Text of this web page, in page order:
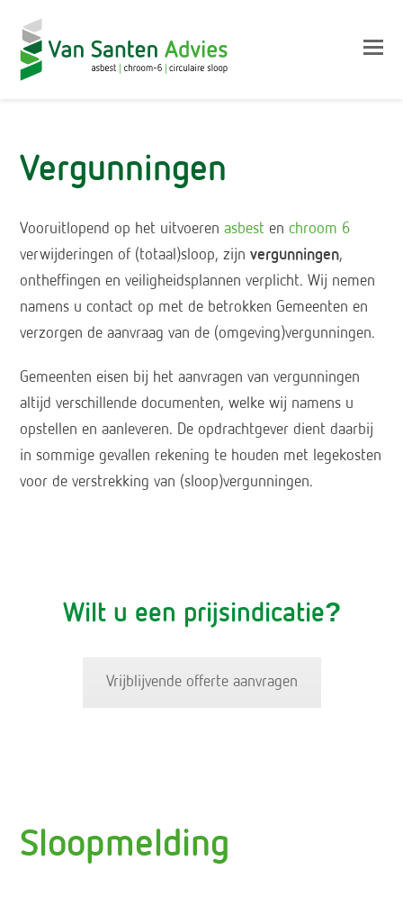
Vergunningen
Vooruitlopend op het uitvoerenasbest en chroom 6
verwijderingen of (totaal)sloop, zijnvergunningen,
ontheffingen en veiligheidsplannen verplicht. Wij nemen
namens u contact op met de betrokken Gemeenten en
verzorgen de aanvraag van de (omgeving)vergunningen.
Gemeenten eisen bij het aanvragen van vergunningen
altijd verschillende documenten, welke wij namens u
opstellen en aanleveren. De opdrachtgever dient daarbij
in sommige gevallen rekening te houden met legekosten
voor de verstrekking van (sloop)vergunningen.
Wilt u een prijsindicatie?
Vrijblijvende offerte aanvragen
Sloopmelding